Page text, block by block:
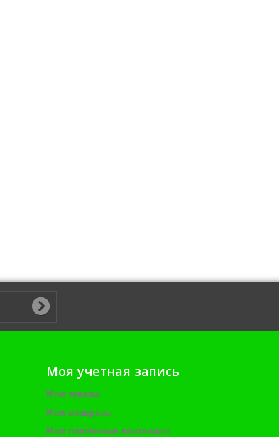
Моя учетная запись
Мои заказы
Мои возвраты
Мои платёжные квитанции